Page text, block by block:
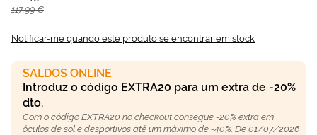
117,99 €
Notificar-me quando este produto se encontrar em stock
SALDOS ONLINE
Introduz o código EXTRA20 para um extra de -20%
dto.
Com o código EXTRA20 no checkout consegue -20% extra em
óculos de sol e desportivos até um máximo de -40%. De 01/07/2026